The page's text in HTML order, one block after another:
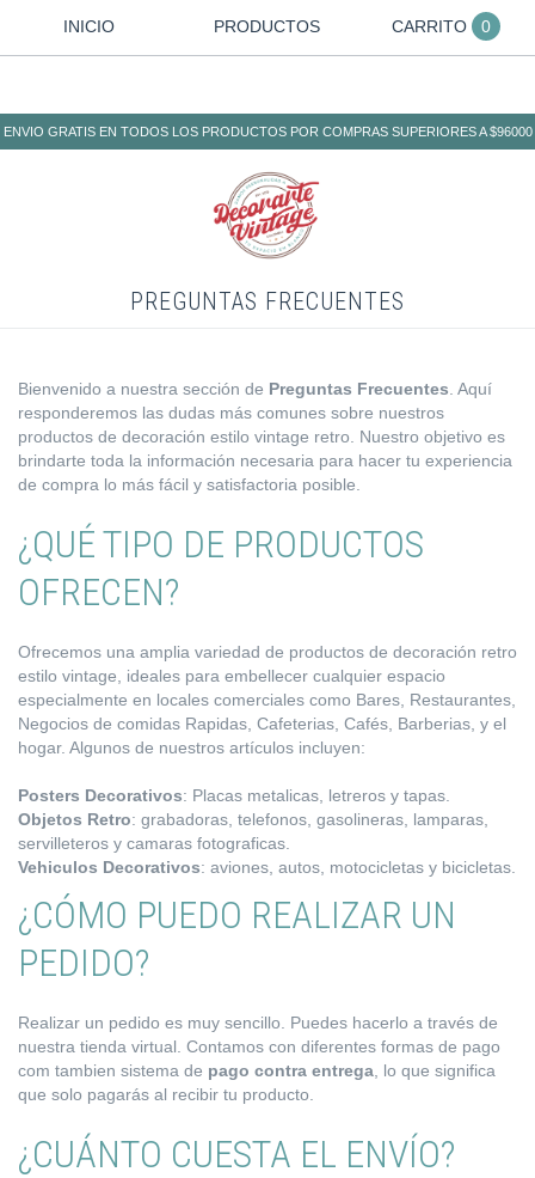
INICIO PRODUCTOS CARRITO 0
ENVIO GRATIS EN TODOS LOS PRODUCTOS POR COMPRAS SUPERIORES A $96000
PREGUNTAS FRECUENTES
Bienvenido a nuestra sección de Preguntas Frecuentes . Aquí
responderemos las dudas más comunes sobre nuestros
productos de decoración estilo vintage retro. Nuestro objetivo es
brindarte toda la información necesaria para hacer tu experiencia
de compra lo más fácil y satisfactoria posible.
¿QUÉ TIPO DE PRODUCTOS
OFRECEN?
Ofrecemos una amplia variedad de productos de decoración retro
estilo vintage, ideales para embellecer cualquier espacio
especialmente en locales comerciales como Bares, Restaurantes,
Negocios de comidas Rapidas, Cafeterias, Cafés, Barberias, y el
hogar. Algunos de nuestros artículos incluyen:
Posters Decorativos: Placas metalicas, letreros y tapas.
Objetos Retro: grabadoras, telefonos, gasolineras, lamparas,
servilleteros y camaras fotograficas.
Vehiculos Decorativos: aviones, autos, motocicletas y bicicletas.
¿CÓMO PUEDO REALIZAR UN
PEDIDO?
Realizar un pedido es muy sencillo. Puedes hacerlo a través de
nuestra tienda virtual. Contamos con diferentes formas de pago
com tambien sistema de pago contra entrega , lo que significa
que solo pagarás al recibir tu producto.
¿CUÁNTO CUESTA EL ENVÍO?